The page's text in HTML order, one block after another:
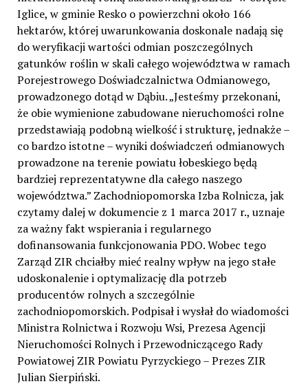
Iglice, w gminie Resko o powierzchni około 166
hektarów, której uwarunkowania doskonale nadają się
do weryfikacji wartości odmian poszczególnych
gatunków roślin w skali całego województwa w ramach
Porejestrowego Doświadczalnictwa Odmianowego,
prowadzonego dotąd w Dąbiu. „Jesteśmy przekonani,
że obie wymienione zabudowane nieruchomości rolne
przedstawiają podobną wielkość i strukturę, jednakże –
co bardzo istotne – wyniki doświadczeń odmianowych
prowadzone na terenie powiatu łobeskiego będą
bardziej reprezentatywne dla całego naszego
województwa.” Zachodniopomorska Izba Rolnicza, jak
czytamy dalej w dokumencie z 1 marca 2017 r., uznaje
za ważny fakt wspierania i regularnego
dofinansowania funkcjonowania PDO. Wobec tego
Zarząd ZIR chciałby mieć realny wpływ na jego stałe
udoskonalenie i optymalizację dla potrzeb
producentów rolnych a szczególnie
zachodniopomorskich. Podpisał i wysłał do wiadomości
Ministra Rolnictwa i Rozwoju Wsi, Prezesa Agencji
Nieruchomości Rolnych i Przewodniczącego Rady
Powiatowej ZIR Powiatu Pyrzyckiego – Prezes ZIR
Julian Sierpiński.